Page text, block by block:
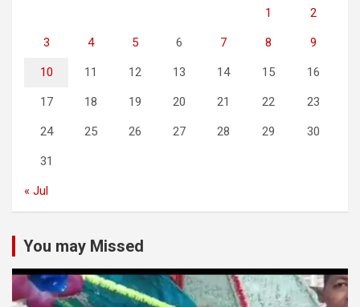
1 2
3 4 5 6 7 8 9
10 11 12 13 14 15 16
17 18 19 20 21 22 23
24 25 26 27 28 29 30
31
« Jul
You may Missed